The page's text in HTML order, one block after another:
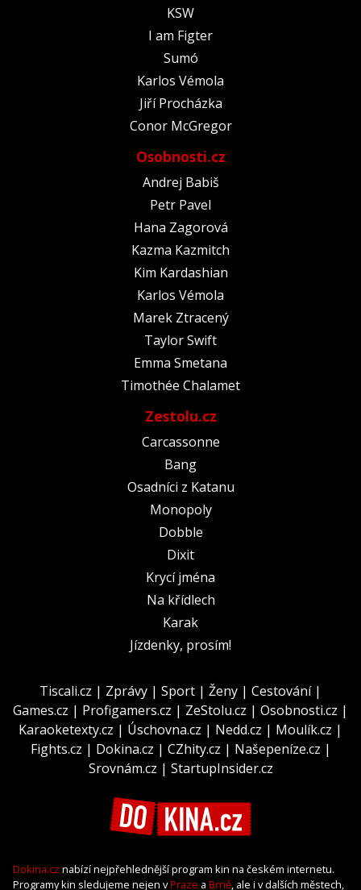
KSW
I am Figter
Sumó
Karlos Vémola
Jiří Procházka
Conor McGregor
Osobnosti.cz
Andrej Babiš
Petr Pavel
Hana Zagorová
Kazma Kazmitch
Kim Kardashian
Karlos Vémola
Marek Ztracený
Taylor Swift
Emma Smetana
Timothée Chalamet
Zestolu.cz
Carcassonne
Bang
Osadníci z Katanu
Monopoly
Dobble
Dixit
Krycí jména
Na křídlech
Karak
Jízdenky, prosím!
Tiscali.cz | Zprávy | Sport | Ženy | Cestování|
Games.cz | Profigamers.cz | ZeStolu.cz | Osobnosti.cz |
Karaoketexty.cz | Úschovna.cz | Nedd.cz | Moulík.cz |
Fights.cz | Dokina.cz | CZhity.cz | Našepeníze.cz |
Srovnám.cz | StartupInsider.cz
Dokina.cz nabízí nejpřehlednější program kin na českém internetu.
Programy kin sledujeme nejen vPraze a Brně, ale i v dalších městech,